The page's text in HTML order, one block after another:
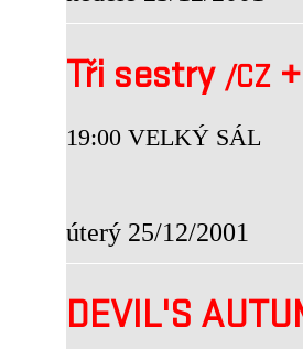
Tři sestry /CZ +
19:00 VELKÝ SÁL
úterý 25/12/2001
DEVIL'S